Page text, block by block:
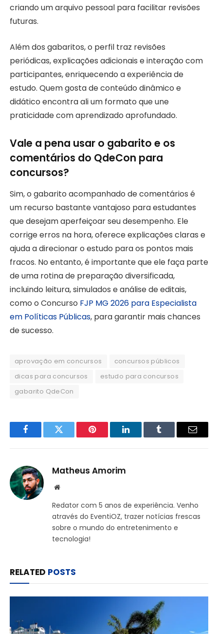
criando um arquivo pessoal para facilitar revisões
futuras.
Além dos gabaritos, o perfil traz revisões
periódicas, explicações adicionais e interação com
participantes, enriquecendo a experiência de
estudo. Quem gosta de conteúdo dinâmico e
didático encontra ali um formato que une
praticidade com aprendizado aprofundado.
Vale a pena usar o gabarito e os
comentários do QdeCon para
concursos?
Sim, o gabarito acompanhado de comentários é
um recurso bastante vantajoso para estudantes
que desejam aperfeiçoar seu desempenho. Ele
corrige erros na hora, oferece explicações claras e
ajuda a direcionar o estudo para os pontos mais
fracos. No entanto, é importante que ele faça parte
de uma rotina de preparação diversificada,
incluindo leitura, simulados e análise de editais,
como o Concurso FJP MG 2026 para Especialista
em Políticas Públicas, para garantir mais chances
de sucesso.
aprovação em concursos
concursos públicos
dicas para concursos
estudo para concursos
gabarito QdeCon
FacebookTwitter Pinterest LinkedInTumblr Email
Matheus Amorim
Website
Redator com 5 anos de experiência. Venho
através do EventiOZ, trazer notícias frescas
sobre o mundo do entretenimento e
tecnologia!
RELATED POSTS